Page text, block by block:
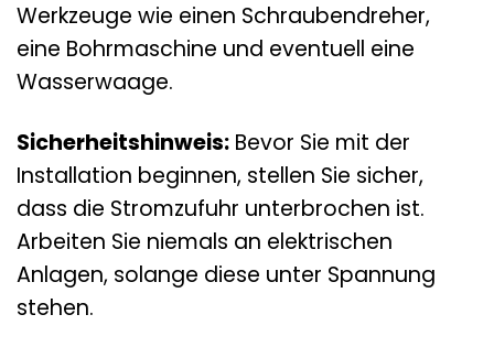
Werkzeuge wie einen Schraubendreher,
eine Bohrmaschine und eventuell eine
Wasserwaage.
Sicherheitshinweis: Bevor Sie mit der
Installation beginnen, stellen Sie sicher,
dass die Stromzufuhr unterbrochen ist.
Arbeiten Sie niemals an elektrischen
Anlagen, solange diese unter Spannung
stehen.